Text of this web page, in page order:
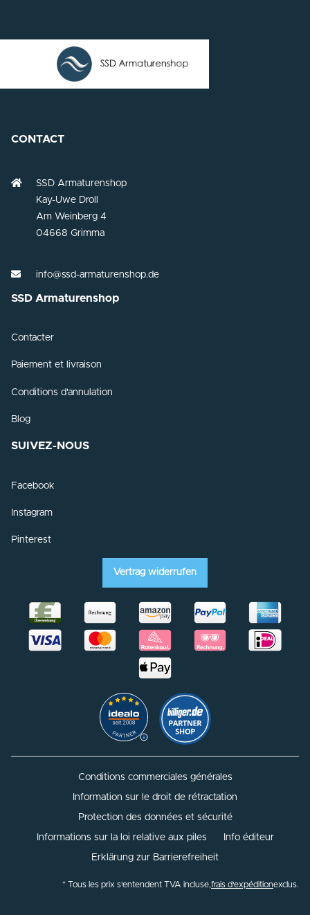
CONTACT
SSD Armaturenshop
Kay-Uwe Droll
Am Weinberg 4
04668 Grimma
info@ssd-armaturenshop.de
SSD Armaturenshop
Contacter
Paiement et livraison
Conditions d'annulation
Blog
SUIVEZ-NOUS
Facebook
Instagram
Pinterest
Vertrag widerrufen
Conditions commerciales générales
Information sur le droit de rétractation
Protection des données et sécurité
Informations sur la loi relative aux piles Info éditeur
Erklärung zur Barrierefreiheit
* Tous les prix s'entendent TVA incluse,frais d'expéditionexclus.